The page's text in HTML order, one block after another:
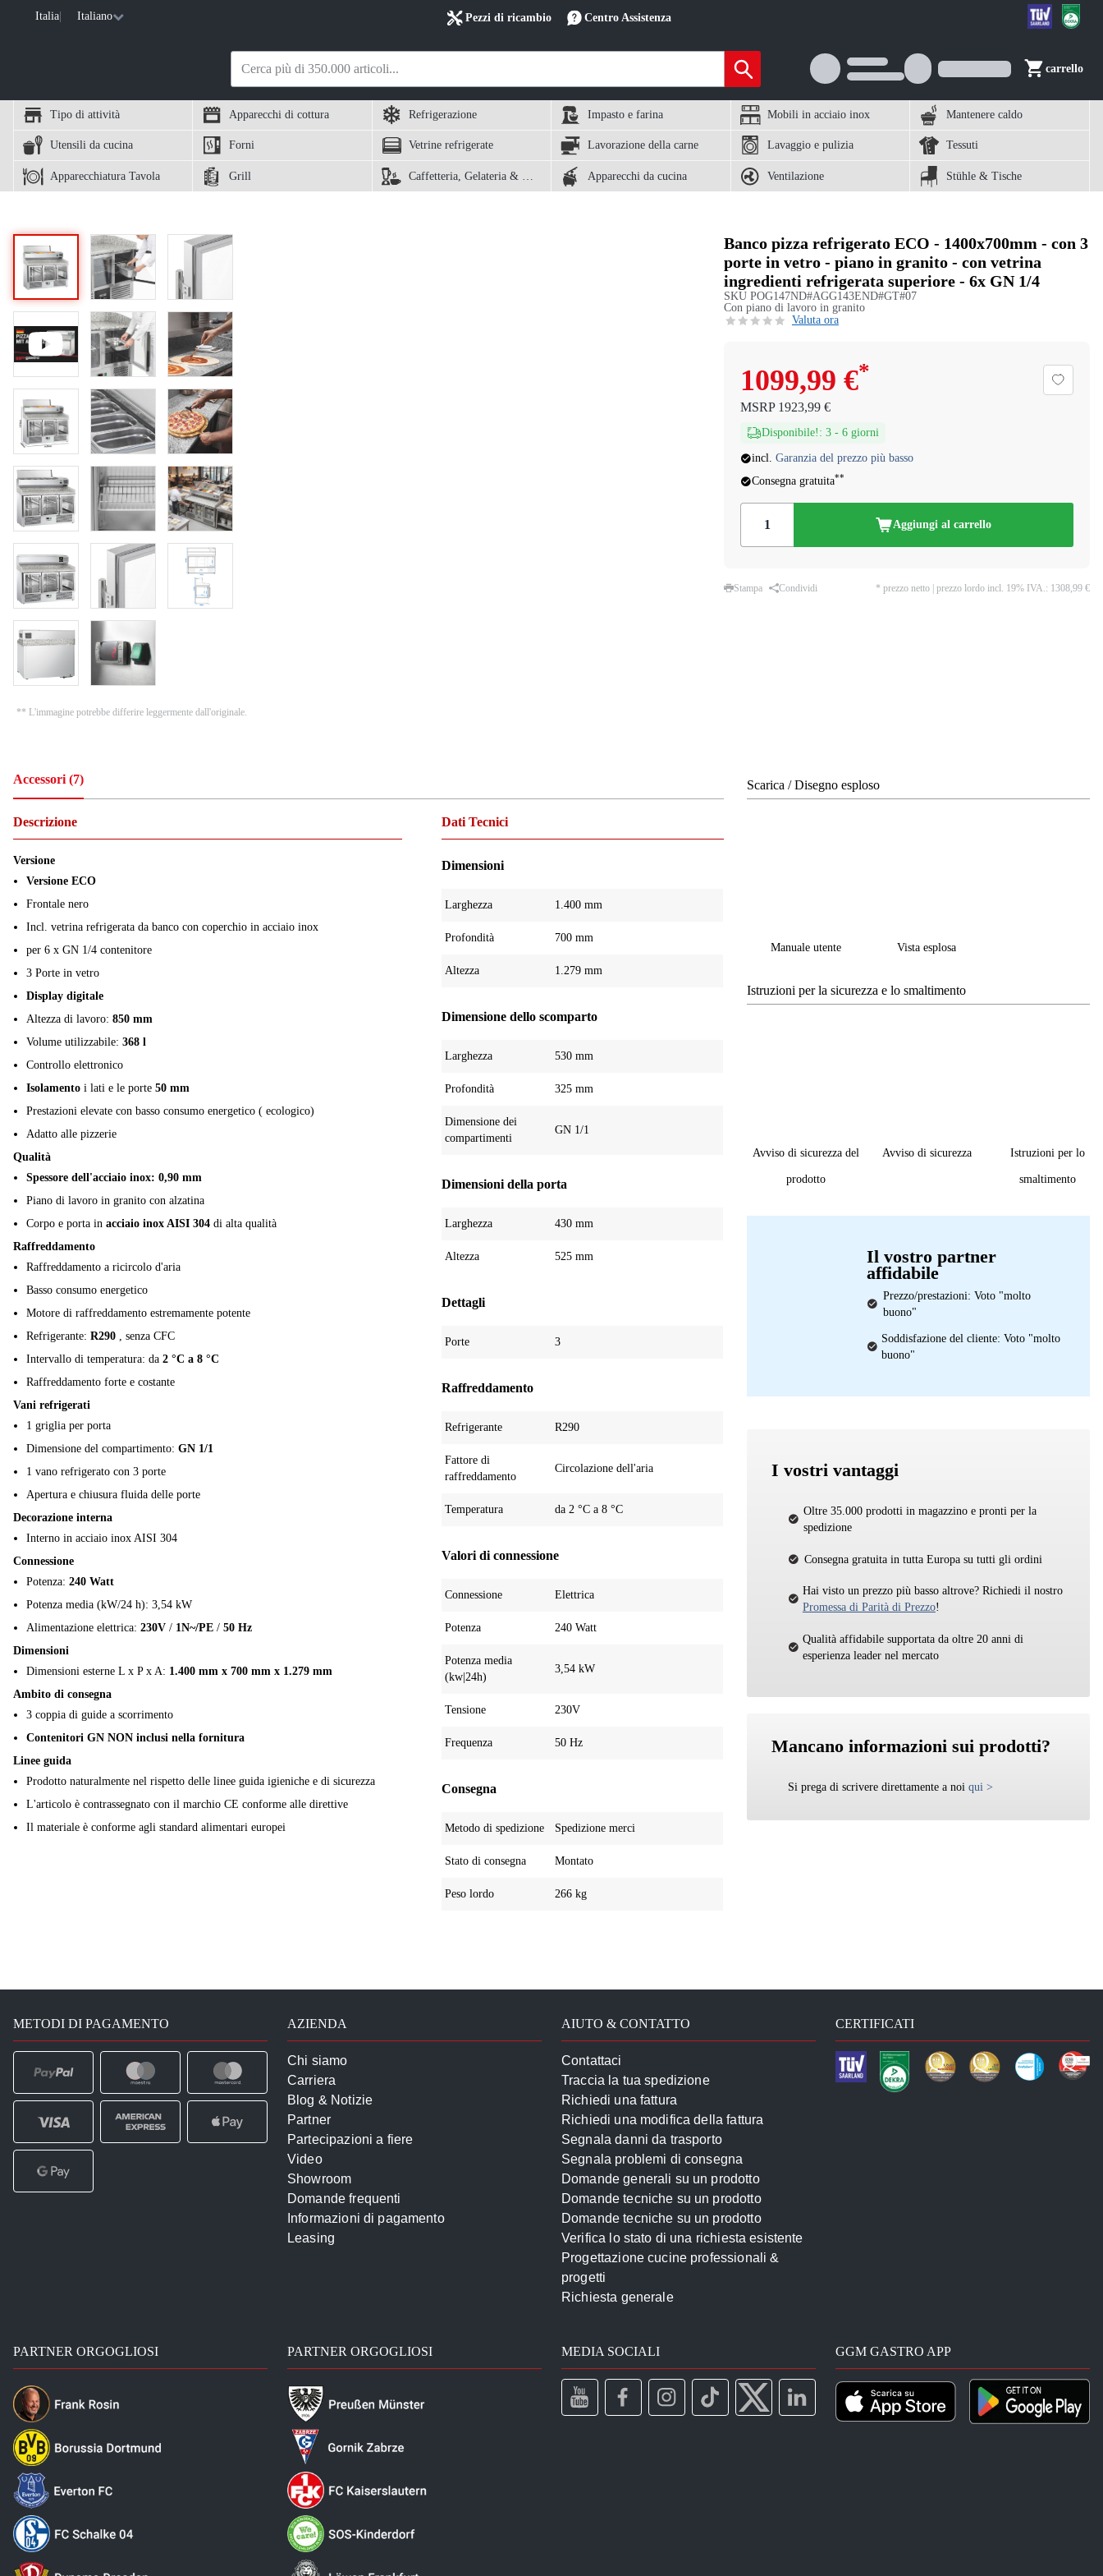
Italia Italiano Pezzi di ricambio Centro Assistenza
carrello
Tipo di attività Apparecchi di cottura Refrigerazione Impasto e farina Mobili in acciaio inox Mantenere caldo
Utensili da cucina Forni Vetrine refrigerate Lavorazione della carne Lavaggio e pulizia Tessuti
Apparecchiatura Tavola Grill Apparecchi da cucina Ventilazione Stühle & Tische
** L'immagine potrebbe differire leggermente dall'originale.
Banco pizza refrigerato ECO - 1400x700mm - con 3
porte in vetro - piano in granito - con vetrina
ingredienti refrigerata superiore - 6x GN 1/4
SKU POG147ND#AGG143END#GT#07
Con piano di lavoro in granito
Valuta ora
1099,99 €*
MSRP 1923,99 €
Disponibile! : 3- 6 giorni
incl. Garanzia del prezzo più basso
Consegna gratuita**
Aggiungi al carrello
Stampa Condividi * prezzo netto | prezzo lordo incl. 19% IVA.: 1308,99 €
Accessori (7)
Descrizione
Versione
Versione ECO
Frontale nero
Incl. vetrina refrigerata da banco con coperchio in acciaio inox
per 6 x GN 1/4 contenitore
3 Porte in vetro
Display digitale
Altezza di lavoro: 850 mm
Volume utilizzabile: 368 l
Controllo elettronico
Isolamento i lati e le porte 50 mm
Prestazioni elevate con basso consumo energetico ( ecologico)
Adatto alle pizzerie
Qualità
Spessore dell'acciaio inox: 0,90 mm
Piano di lavoro in granito con alzatina
Corpo e porta in acciaio inox AISI 304 di alta qualità
Raffreddamento
Raffreddamento a ricircolo d'aria
Basso consumo energetico
Motore di raffreddamento estremamente potente
Refrigerante: R290 , senza CFC
Intervallo di temperatura: da 2 °C a 8 °C
Raffreddamento forte e costante
Vani refrigerati
1 griglia per porta
Dimensione del compartimento: GN 1/1
1 vano refrigerato con 3 porte
Apertura e chiusura fluida delle porte
Decorazione interna
Interno in acciaio inox AISI 304
Connessione
Potenza: 240 Watt
Potenza media (kW/24 h): 3,54 kW
Alimentazione elettrica: 230V / 1N~/PE / 50 Hz
Dimensioni
Dimensioni esterne L x P x A: 1.400 mm x 700 mm x 1.279 mm
Ambito di consegna
3 coppia di guide a scorrimento
Contenitori GN NON inclusi nella fornitura
Linee guida
Prodotto naturalmente nel rispetto delle linee guida igieniche e di sicurezza
L'articolo è contrassegnato con il marchio CE conforme alle direttive
Il materiale è conforme agli standard alimentari europei
Dati Tecnici
Dimensioni
Larghezza 1.400 mm
Profondità 700 mm
Altezza 1.279 mm
Dimensione dello scomparto
Larghezza 530 mm
Profondità 325 mm
Dimensione dei
compartimenti
GN 1/1
Dimensioni della porta
Larghezza 430 mm
Altezza 525 mm
Dettagli
Porte 3
Raffreddamento
Refrigerante R290
Fattore di
raffreddamento
Circolazione dell'aria
Temperatura da 2 °C a 8 °C
Valori di connessione
Connessione Elettrica
Potenza 240 Watt
Potenza media
(kw|24h)
3,54 kW
Tensione 230V
Frequenza 50 Hz
Consegna
Metodo di spedizione Spedizione merci
Stato di consegna Montato
Peso lordo 266 kg
Scarica / Disegno esploso
Manuale utente Vista esplosa
Istruzioni per la sicurezza e lo smaltimento
Avviso di sicurezza del
prodotto
Avviso di sicurezza Istruzioni per lo
smaltimento
Il vostro partner
affidabile
Prezzo/prestazioni: Voto "molto
buono"
Soddisfazione del cliente: Voto "molto
buono"
I vostri vantaggi
Oltre 35.000 prodotti in magazzino e pronti per la
spedizione
Consegna gratuita in tutta Europa su tutti gli ordini
Hai visto un prezzo più basso altrove? Richiedi il nostro
Promessa di Parità di Prezzo!
Qualità affidabile supportata da oltre 20 anni di
esperienza leader nel mercato
Mancano informazioni sui prodotti?
Si prega di scrivere direttamente a noi qui >
METODI DI PAGAMENTO AZIENDA
Chi siamo
Carriera
Blog & Notizie
Partner
Partecipazioni a fiere
Video
Showroom
Domande frequenti
Informazioni di pagamento
Leasing
AIUTO & CONTATTO
Contattaci
Traccia la tua spedizione
Richiedi una fattura
Richiedi una modifica della fattura
Segnala danni da trasporto
Segnala problemi di consegna
Domande generali su un prodotto
Domande tecniche su un prodotto
Domande tecniche su un prodotto
Verifica lo stato di una richiesta esistente
Progettazione cucine professionali &
progetti
Richiesta generale
CERTIFICATI
PARTNER ORGOGLIOSI PARTNER ORGOGLIOSI MEDIA SOCIALI GGM GASTRO APP